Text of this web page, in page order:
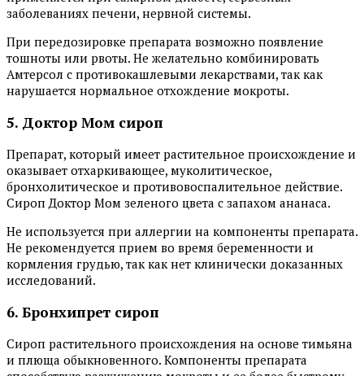
заболеваниях печени, нервной системы.
При передозировке препарата возможно появление
тошноты или рвоты. Не желательно комбинировать
Амтерсол с противокашлевыми лекарствами, так как
нарушается нормальное отхождение мокроты.
5. Доктор Мом сироп
Препарат, который имеет растительное происхождение и
оказывает отхаркивающее, муколитическое,
бронхолитическое и противовоспалительное действие.
Сироп Доктор Мом зеленого цвета с запахом ананаса.
Не используется при аллергии на компоненты препарата.
Не рекомендуется прием во время беременности и
кормления грудью, так как нет клинически доказанных
исследований.
6. Бронхипрет сироп
Сироп растительного происхождения на основе тимьяна
и плюща обыкновенного. Компоненты препарата